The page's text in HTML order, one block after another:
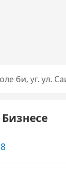
би, уг. ул.